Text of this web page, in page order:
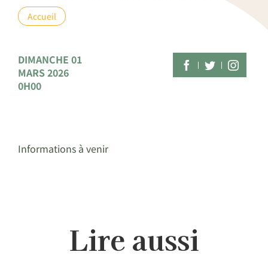
Accueil
DIMANCHE 01
MARS 2026
0H00
Informations à venir
Lire aussi